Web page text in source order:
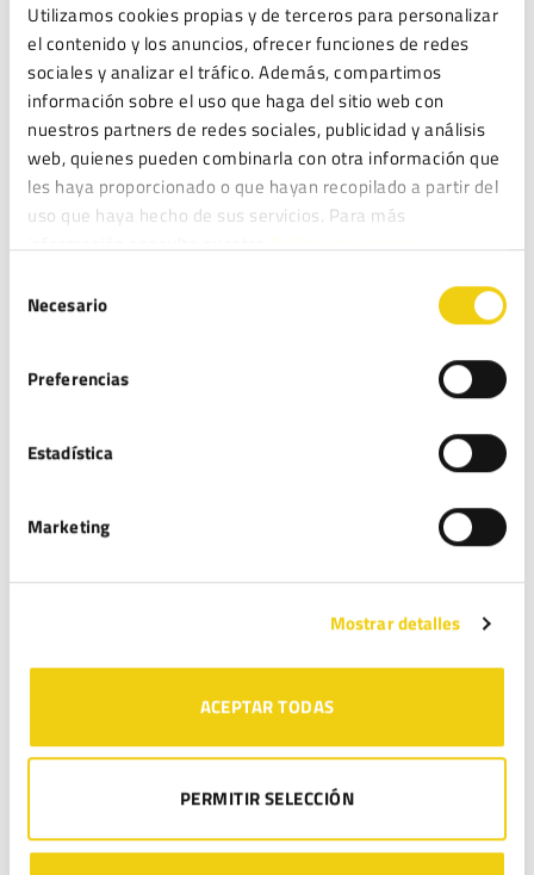
Utilizamos cookies propias y de terceros para personalizar
el contenido y los anuncios, ofrecer funciones de redes
sociales y analizar el tráfico. Además, compartimos
información sobre el uso que haga del sitio web con
nuestros partners de redes sociales, publicidad y análisis
web, quienes pueden combinarla con otra información que
les haya proporcionado o que hayan recopilado a partir del
uso que haya hecho de sus servicios. Para más
información consulte nuestraPolítica de cookies.
Necesario
Preferencias
Estadística
Marketing
Mostrar detalles
ACEPTAR TODAS
PERMITIR SELECCIÓN
DEJA UNA RESPUESTA
Tu dirección de correo electrónico no será publicada.
Los campos obligatorios están marcados con*
navegador para la próxima vez que comente.